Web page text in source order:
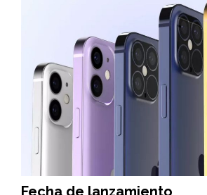
Fecha de lanzamiento